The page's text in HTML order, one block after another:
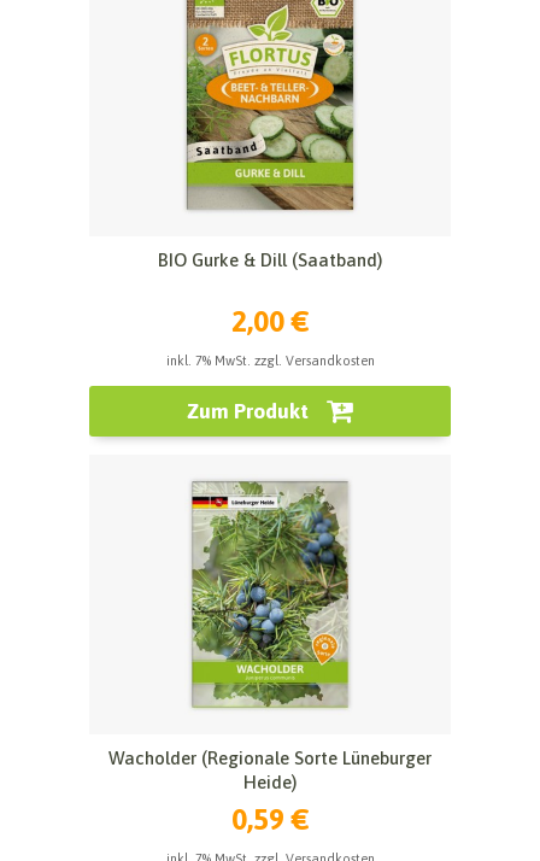
BIO Gurke & Dill (Saatband)
2,00 €
inkl. 7% MwSt. zzgl. Versandkosten
Zum Produkt
Wacholder (Regionale Sorte Lüneburger
Heide)
0,59 €